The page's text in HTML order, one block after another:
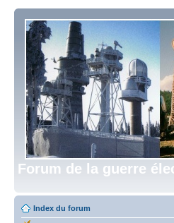
Forum de la guerre
Index du forum